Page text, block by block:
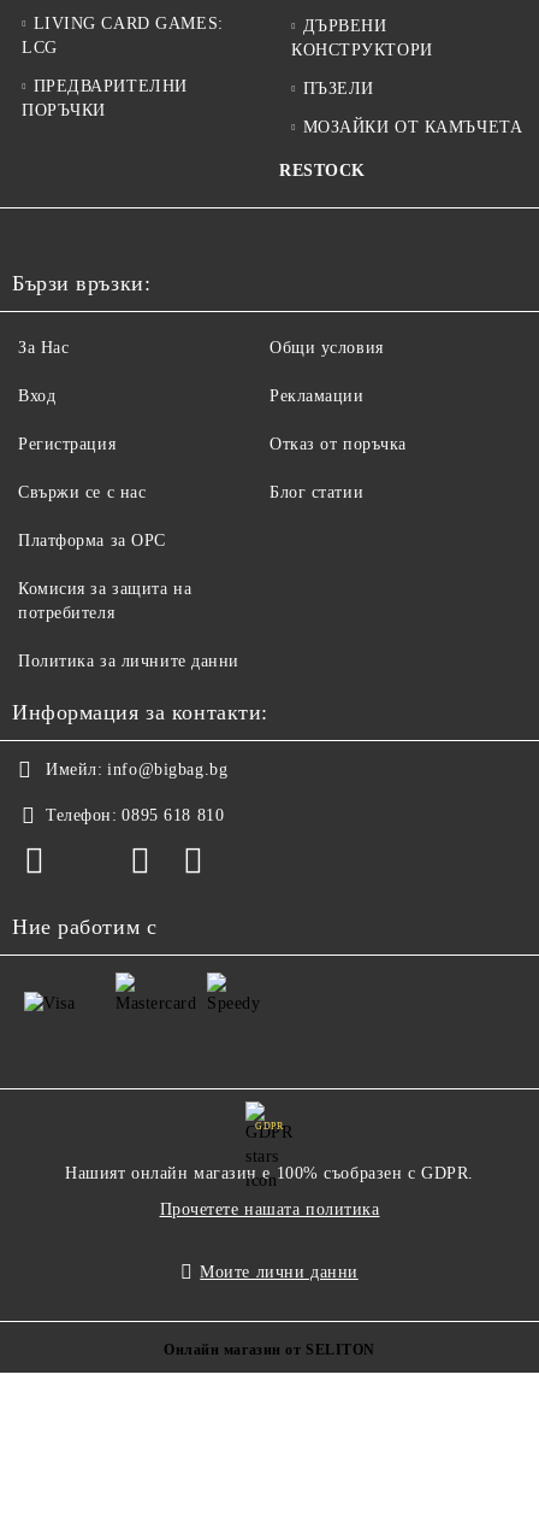
LIVING CARD GAMES:
LCG
ПРЕДВАРИТЕЛНИ
ПОРЪЧКИ
ДЪРВЕНИ
КОНСТРУКТОРИ
ПЪЗЕЛИ
МОЗАЙКИ ОТ КАМЪЧЕТА
RESTOCK
Бързи връзки:
За Нас
Вход
Регистрация
Свържи се с нас
Общи условия
Рекламации
Отказ от поръчка
Блог статии
Платформа за ОРС
Комисия за защита на
потребителя
Политика за личните данни
Информация за контакти:
Имейл: info@bigbag.bg
Телефон: 0895 618 810
Ние работим с
GDPR
Нашият онлайн магазин е 100% съобразен с GDPR.
Прочетете нашата политика
Моите лични данни
Онлайн магазин от SELITON